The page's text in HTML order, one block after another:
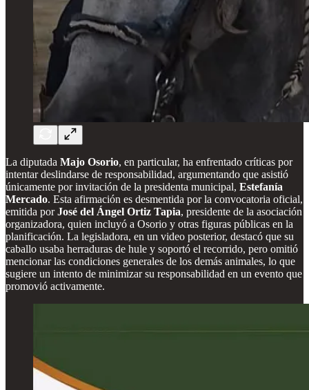
La diputada Majo Osorio, en particular, ha enfrentado críticas por
intentar deslindarse de responsabilidad, argumentando que asistió
únicamente por invitación de la presidenta municipal, Estefanía
Mercado. Esta afirmación es desmentida por la convocatoria oficial,
emitida porJosé del Ángel Ortiz Tapia, presidente de la asociación
organizadora, quien incluyó a Osorio y otras figuras públicas en la
planificación. La legisladora, en un video posterior, destacó que su
caballo usaba herraduras de hule y soportó el recorrido, pero omitió
mencionar las condiciones generales de los demás animales, lo que
sugiere un intento de minimizar su responsabilidad en un evento que
promovió activamente.